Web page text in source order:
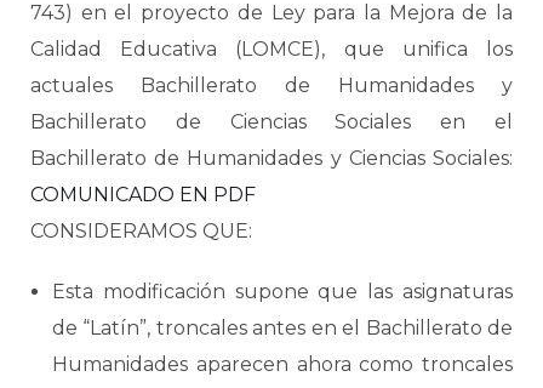
743) en el proyecto de Ley para la Mejora de la
Calidad Educativa (LOMCE), que unifica los
actuales Bachillerato de Humanidades y
Bachillerato de Ciencias Sociales en el
Bachillerato de Humanidades y Ciencias Sociales:
COMUNICADO EN PDF
CONSIDERAMOS QUE:
Esta modificación supone que las asignaturas
de “Latín”, troncales antes en el Bachillerato de
Humanidades aparecen ahora como troncales